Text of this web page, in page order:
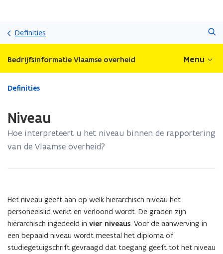
inhoud
gaan
Definities
Bedrijfsinformatie Vlaamse overheid Menu
Gedaan
bevindt
op:
Definities
Niveau
Hoe interpreteert u het niveau binnen de rapportering
van de Vlaamse overheid?
Het niveau geeft aan op welk hiërarchisch niveau het
personeelslid werkt en verloond wordt. De graden zijn
hiërarchisch ingedeeld in vier niveaus. Voor de aanwerving in
een bepaald niveau wordt meestal het diploma of
studiegetuigschrift gevraagd dat toegang geeft tot het niveau